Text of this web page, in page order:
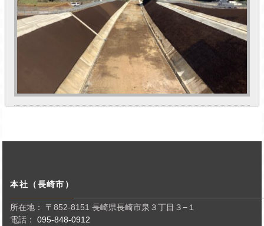
本社（長崎市）
所在地： 〒852-8151 長崎県長崎市泉３丁目３−１
電話：095-848-0912